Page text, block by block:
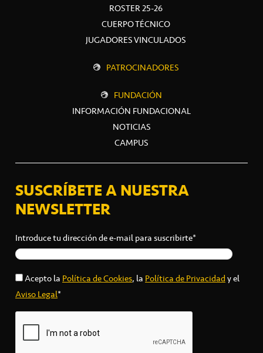
ROSTER 25-26
CUERPO TÉCNICO
JUGADORES VINCULADOS
PATROCINADORES
FUNDACIÓN
INFORMACIÓN FUNDACIONAL
NOTICIAS
CAMPUS
SUSCRÍBETE A NUESTRA
NEWSLETTER
Introduce tu dirección de e-mail para suscribirte*
Acepto la Política de Cookies, la Política de Privacidady el
Aviso Legal*